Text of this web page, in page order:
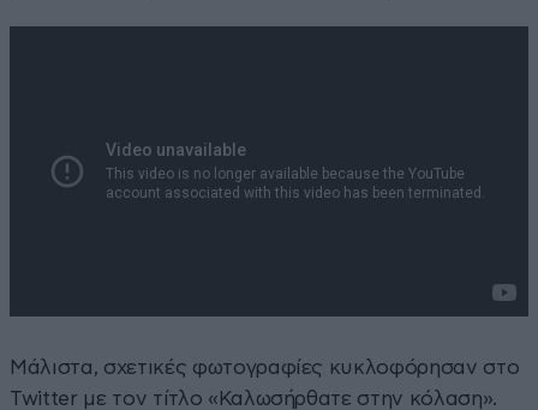
Μάλιστα, σχετικές φωτογραφίες κυκλοφόρησαν στο
Twitter με τον τίτλο «Καλωσήρθατε στην κόλαση».